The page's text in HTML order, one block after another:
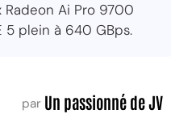
Radeon Ai Pro 9700
5 plein à 640 GBps.
par Un passionné de JV